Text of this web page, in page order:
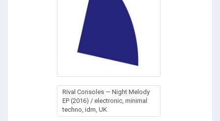
Rival Consoles — Night Melody
EP (2016) / electronic, minimal
techno, idm, UK